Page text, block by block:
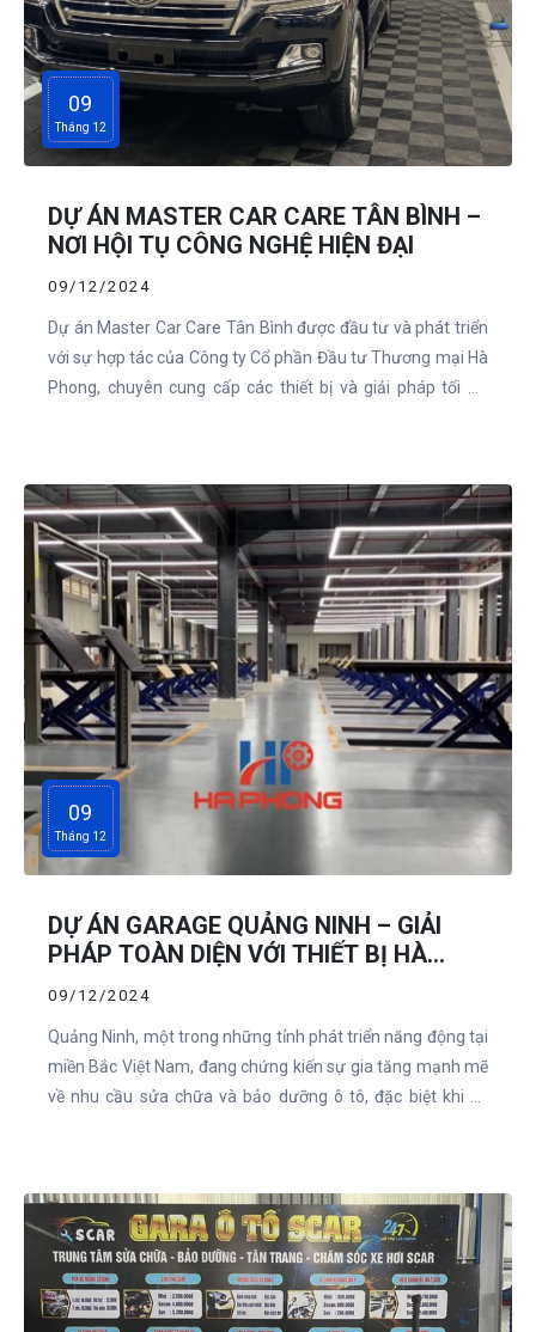
09
Tháng 12
DỰ ÁN MASTER CAR CARE TÂN BÌNH –
NƠI HỘI TỤ CÔNG NGHỆ HIỆN ĐẠI
09/12/2024
Dự án Master Car Care Tân Bình được đầu tư và phát triển
với sự hợp tác của Công ty Cổ phần Đầu tư Thương mại Hà
Phong, chuyên cung cấp các thiết bị và giải pháp tối ưu
09
Tháng 12
DỰ ÁN GARAGE QUẢNG NINH – GIẢI
PHÁP TOÀN DIỆN VỚI THIẾT BỊ HÀ
09/12/2024
Quảng Ninh, một trong những tỉnh phát triển năng động tại
miền Bắc Việt Nam, đang chứng kiến sự gia tăng mạnh mẽ
về nhu cầu sửa chữa và bảo dưỡng ô tô, đặc biệt khi số
hỗ trợ từ các thiết bị hiện đại do Công ty Cổ phần Đầu tư
Thương mại Hà Phong cung cấp.